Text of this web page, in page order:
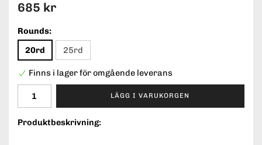
685 kr
Rounds:
20rd
25rd
Finns i lager för omgående leverans
LÄGG I VARUKORGEN
Produktbeskrivning: